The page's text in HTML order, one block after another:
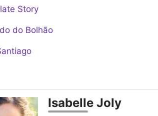
Story
do Bolhão
Isabelle Joly